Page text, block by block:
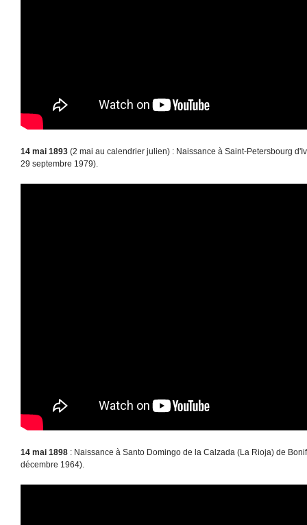
14 mai 1893 (2 mai au calendrier julien) : Naissance à Saint-Petersbourg
29 septembre 1979).
14 mai 1898 : Naissance à Santo Domingo de la Calzada (La Rioja) de
décembre 1964).